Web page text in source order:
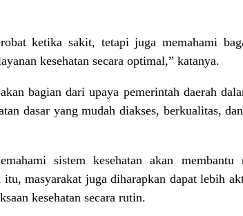
ketika sakit, tetapi juga memahami
kesehatan secara optimal,” katanya.
bagian dari upaya pemerintah daerah
dasar yang mudah diakses, berkualitas,
sistem kesehatan akan membantu
masyarakat juga diharapkan dapat lebih
kesehatan secara rutin.